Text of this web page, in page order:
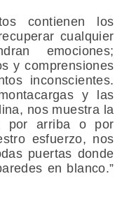
contienen los
cualquier
emociones;
y comprensiones
inconscientes.
y las
nos muestra la
por arriba o por
esfuerzo, nos
puertas donde
en blanco.”